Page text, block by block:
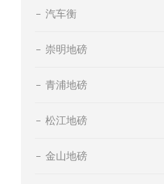
汽车衡
崇明地磅
青浦地磅
松江地磅
金山地磅